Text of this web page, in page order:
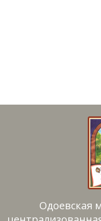
Одоевская